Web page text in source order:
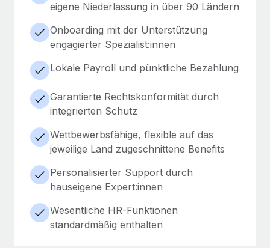
eigene Niederlassung in über 90 Ländern
Onboarding mit der Unterstützung
engagierter Spezialist:innen
Lokale Payroll und pünktliche Bezahlung
Garantierte Rechtskonformität durch
integrierten Schutz
Wettbewerbsfähige, flexible auf das
jeweilige Land zugeschnittene Benefits
Personalisierter Support durch
hauseigene Expert:innen
Wesentliche HR-Funktionen
standardmäßig enthalten